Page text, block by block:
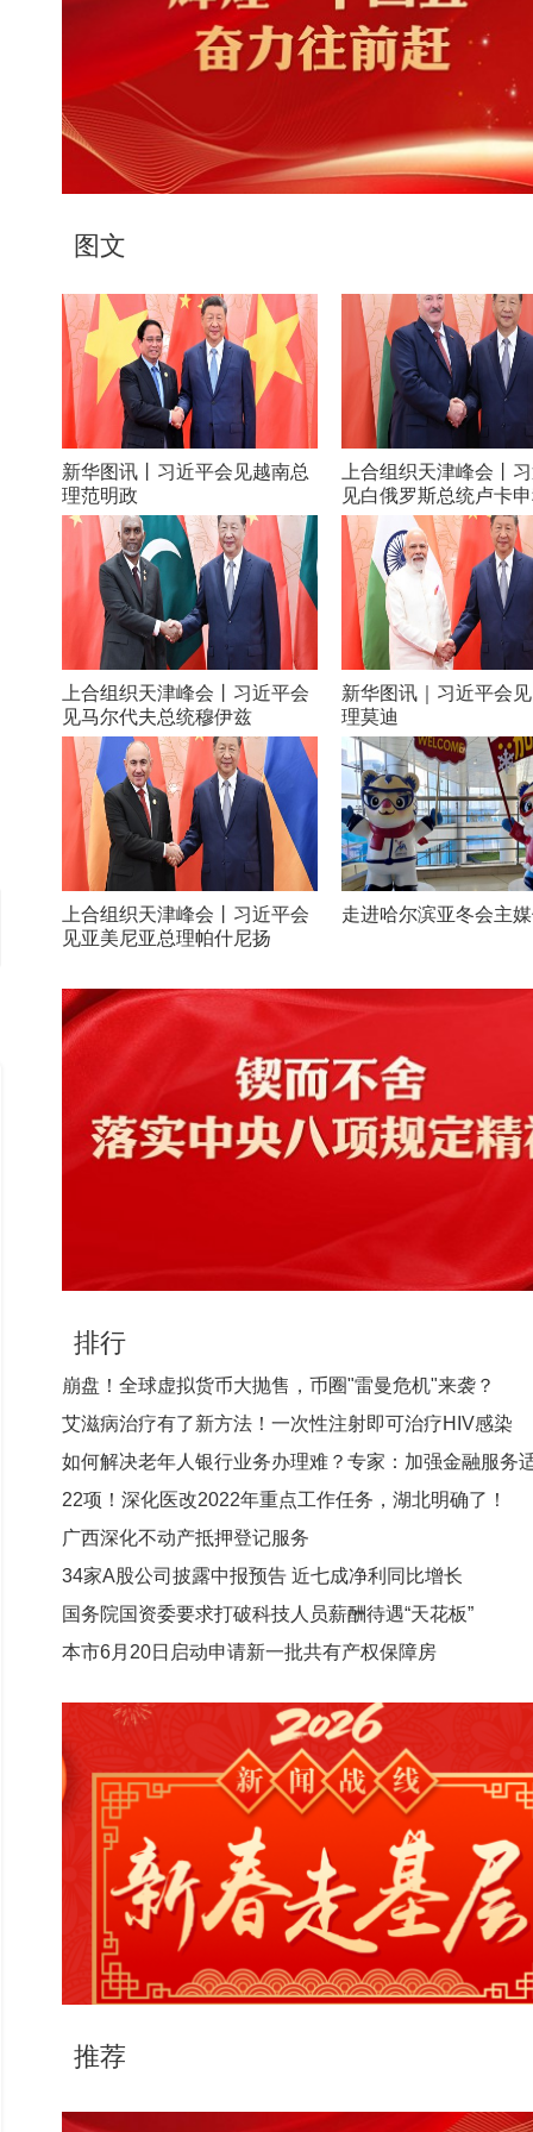
图文
新华图讯丨习近平会见越南总
理范明政
上合组织天津峰会丨
见白俄罗斯总统卢卡
上合组织天津峰会丨习近平会
见马尔代夫总统穆伊兹
新华图讯｜习近平会
理莫迪
上合组织天津峰会丨习近平会
见亚美尼亚总理帕什尼扬
走进哈尔滨亚冬会主
排行
崩盘！全球虚拟货币大抛售，币圈"雷曼危机"来袭？
艾滋病治疗有了新方法！一次性注射即可治疗HIV感染
如何解决老年人银行业务办理难？专家：加强金融服务
造
22项！深化医改2022年重点工作任务，湖北明确了！
广西深化不动产抵押登记服务
34家A股公司披露中报预告 近七成净利同比增长
国务院国资委要求打破科技人员薪酬待遇“天花板”
本市6月20日启动申请新一批共有产权保障房
推荐